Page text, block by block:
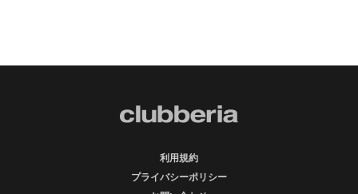
利用規約
プライバシーポリシー